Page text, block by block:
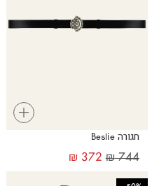
+
חגורה Beslie
₪744
₪ 372